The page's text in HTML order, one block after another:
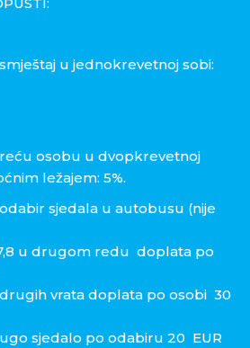
u jednokrevetnoj sobi:
osobu u dvopkrevetnoj
ležajem: 5%.
sjedala u autobusu (nije
u drugom redu doplata po
vrata doplata po osobi 30
sjedalo po odabiru 20 EUR